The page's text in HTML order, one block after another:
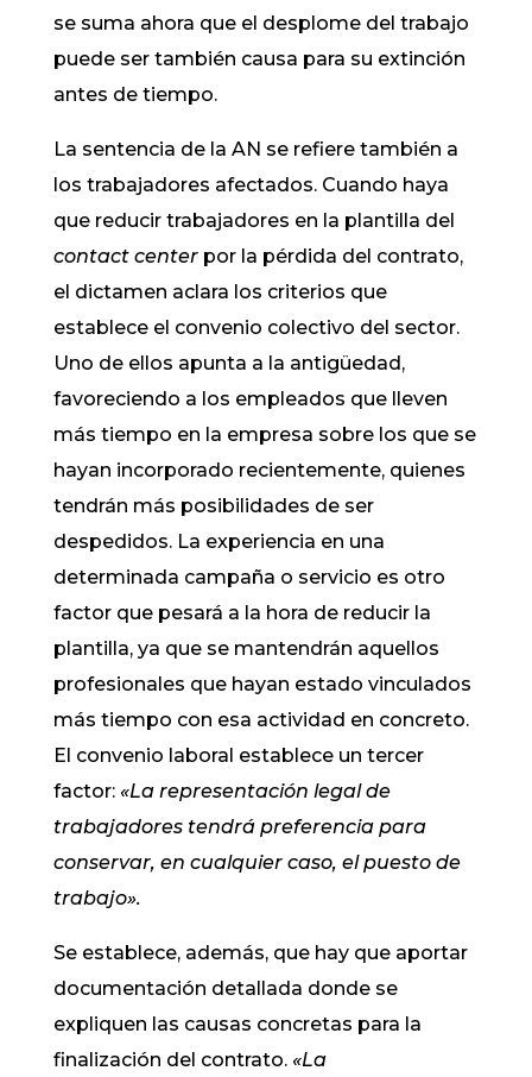
se suma ahora que el desplome del trabajo
puede ser también causa para su extinción
antes de tiempo.
La sentencia de la AN se refiere también a
los trabajadores afectados. Cuando haya
que reducir trabajadores en la plantilla del
contact centerpor la pérdida del contrato,
el dictamen aclara los criterios que
establece el convenio colectivo del sector.
Uno de ellos apunta a la antigüedad,
favoreciendo a los empleados que lleven
más tiempo en la empresa sobre los que se
hayan incorporado recientemente, quienes
tendrán más posibilidades de ser
despedidos. La experiencia en una
determinada campaña o servicio es otro
factor que pesará a la hora de reducir la
plantilla, ya que se mantendrán aquellos
profesionales que hayan estado vinculados
más tiempo con esa actividad en concreto.
El convenio laboral establece un tercer
factor: «La representación legal de
trabajadores tendrá preferencia para
conservar, en cualquier caso, el puesto de
trabajo».
Se establece, además, que hay que aportar
documentación detallada donde se
expliquen las causas concretas para la
finalización del contrato. «La